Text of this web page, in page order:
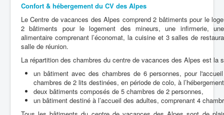
Confort & hébergement du CV des Alpes
Le Centre de vacances des Alpes comprend 2 bâtiments pour le
2 bâtiments pour le logement des mineurs, une infirmerie,
alimentaire comprenant l’économat, la cuisine et 3 salles de
salle de réunion.
La répartition des chambres du centre de vacances des Alpes est la
un bâtiment avec des chambres de 6 personnes, pour
chambres de 2 lits destinées, en période de colo, à
deux bâtiments composés de 5 chambres de 2 personnes,
un bâtiment destiné à l’accueil des adultes, comprenant 4